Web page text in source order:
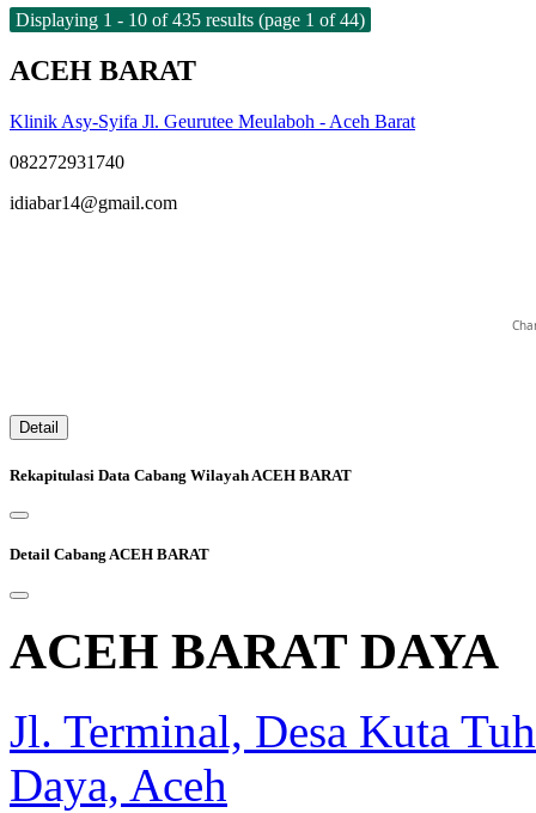
Displaying 1 - 10 of 435 results (page 1 of 44)
ACEH BARAT
Klinik Asy-Syifa Jl. Geurutee Meulaboh - Aceh Barat
082272931740
idiabar14@gmail.com
Detail
Rekapitulasi Data Cabang Wilayah ACEH BARAT
Detail Cabang ACEH BARAT
ACEH BARAT DAYA
Jl. Terminal, Desa Kuta
Daya, Aceh